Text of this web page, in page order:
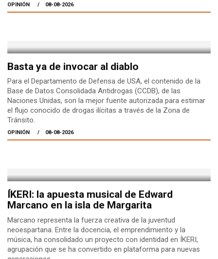
OPINIÓN 08-08-2026
Basta ya de invocar al diablo
Para el Departamento de Defensa de USA, el contenido de la
Base de Datos Consolidada Antidrogas (CCDB), de las
Naciones Unidas, son la mejor fuente autorizada para estimar
el flujo conocido de drogas ilícitas a través de la Zona de
Tránsito.
OPINIÓN 08-08-2026
ÍKERI: la apuesta musical de Edward
Marcano en la isla de Margarita
Marcano representa la fuerza creativa de la juventud
neoespartana. Entre la docencia, el emprendimiento y la
música, ha consolidado un proyecto con identidad en ÍKERI,
agrupación que se ha convertido en plataforma para nuevas